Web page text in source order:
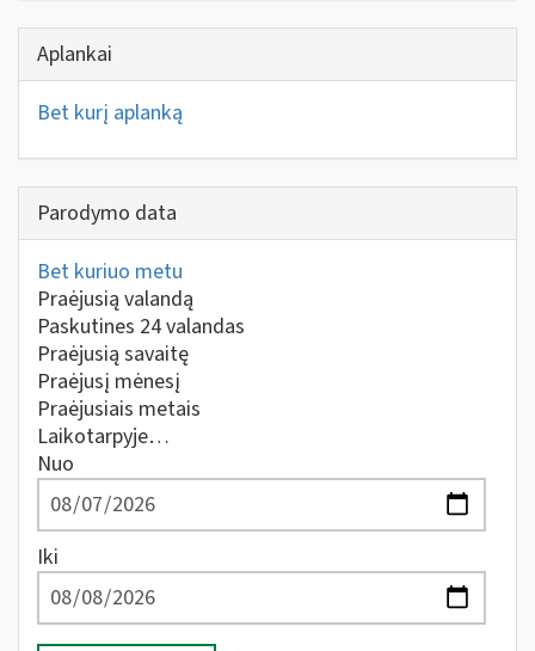
Aplankai
Bet kurį aplanką
Parodymo data
Bet kuriuo metu
Praėjusią valandą
Paskutines 24 valandas
Praėjusią savaitę
Praėjusį mėnesį
Praėjusiais metais
Laikotarpyje…
Nuo
Iki